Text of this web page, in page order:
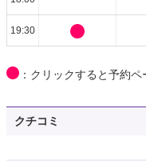
19:30
：クリックすると予約
クチコミ